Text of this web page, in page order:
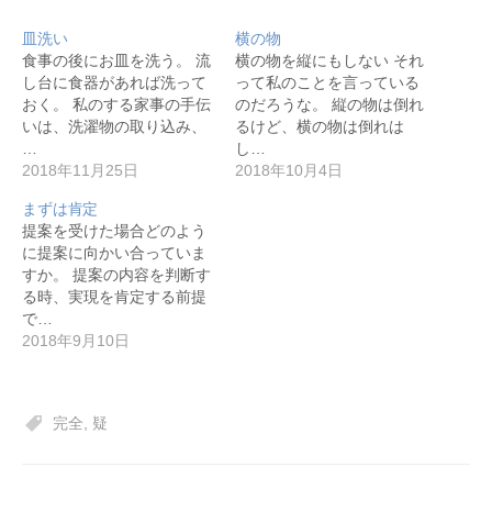
皿洗い
食事の後にお皿を洗う。 流
し台に食器があれば洗って
おく。 私のする家事の手伝
いは、洗濯物の取り込み、
2018年11月25日
横の物
横の物を縦にもしない それ
って私のことを言っている
のだろうな。 縦の物は倒れ
るけど、横の物は倒れは
し…
2018年10月4日
まずは肯定
提案を受けた場合どのよう
に提案に向かい合っていま
すか。 提案の内容を判断す
る時、実現を肯定する前提
で…
2018年9月10日
完全 疑